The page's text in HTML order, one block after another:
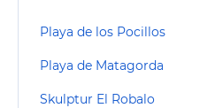
Playa de los Pocillos
Playa de Matagorda
Skulptur El Robalo